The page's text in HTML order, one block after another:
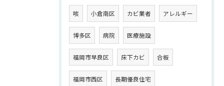
咳 小倉南区 カビ業者 アレルギー
博多区 病院 医療施設
福岡市早良区 床下カビ 合板
福岡市西区 長期優良住宅